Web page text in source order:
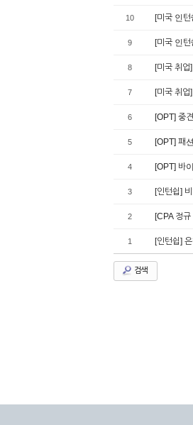
10 [미국 인
9 [미국 인
8 [미국 취
7 [미국 취
6 [OPT] 중
5 [OPT] 패
4 [OPT] 바
3 [인턴쉽]
2 [CPA 정
1 [인턴쉽]
검색